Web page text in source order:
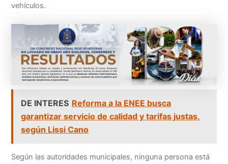
vehículos.
DE INTERES Reforma a la ENEE busca
garantizar servicio de calidad y tarifas justas,
según Lissi Cano
Según las autoridades municipales, ninguna persona está